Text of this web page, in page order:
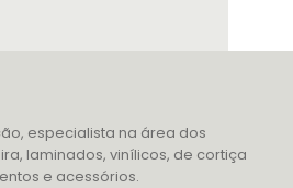
especialista na área dos
laminados, vinílicos, de cortiça
e acessórios.